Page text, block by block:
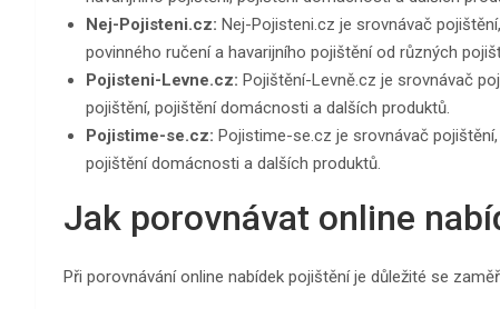
Nej-Pojisteni.cz: Nej-Pojisteni.cz je srovnávač
povinného ručení a havarijního pojištění od různých
Pojisteni-Levne.cz: Pojištění-Levně.cz je srovnávač
pojištění, pojištění domácnosti a dalších produktů.
Pojistime-se.cz: Pojistime-se.cz je srovnávač
pojištění domácnosti a dalších produktů.
Jak porovnávat online
Při porovnávání online nabídek pojištění je důležité se